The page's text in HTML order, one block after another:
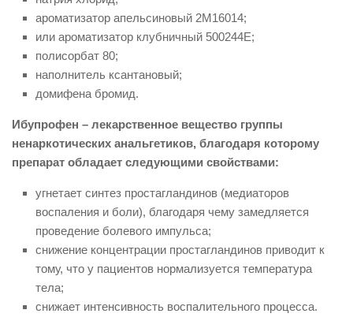
ароматизатор апельсиновый 2М16014;
или ароматизатор клубничный 500244Е;
полисорбат 80;
наполнитель ксантановый;
домифена бромид.
Ибупрофен – лекарственное вещество группы
ненаркотических анальгетиков, благодаря которому
препарат обладает следующими свойствами:
угнетает синтез простагландинов (медиаторов
воспаления и боли), благодаря чему замедляется
проведение болевого импульса;
снижение концентрации простагландинов приводит к
тому, что у пациентов нормализуется температура
тела;
снижает интенсивность воспалительного процесса.